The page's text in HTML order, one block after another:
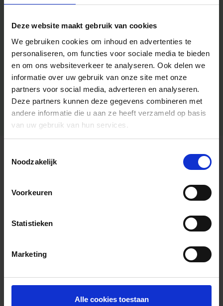
Deze website maakt gebruik van cookies
We gebruiken cookies om inhoud en advertenties te
personaliseren, om functies voor sociale media te bieden
en om ons websiteverkeer te analyseren. Ook delen we
informatie over uw gebruik van onze site met onze
partners voor social media, adverteren en analyseren.
Deze partners kunnen deze gegevens combineren met
andere informatie die u aan ze heeft verzameld op basis
van uw gebruik van hun services.
Noodzakelijk
Voorkeuren
Statistieken
Marketing
Alle cookies toestaan
Algemene informatie
Foto’s ({{photos.length}})